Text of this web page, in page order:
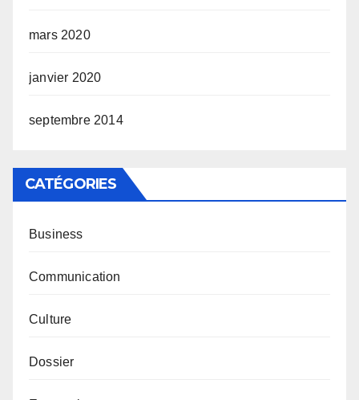
mars 2020
janvier 2020
septembre 2014
CATÉGORIES
Business
Communication
Culture
Dossier